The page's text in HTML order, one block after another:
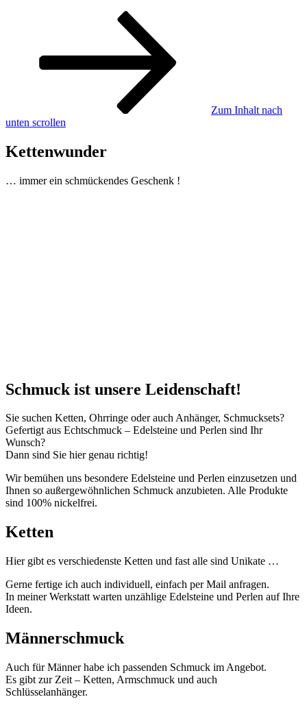
Zum Inhalt nach
unten scrollen
Kettenwunder
… immer ein schmückendes Geschenk !
Schmuck ist unsere Leidenschaft!
Sie suchen Ketten, Ohrringe oder auch Anhänger, Schmucksets?
Gefertigt aus Echtschmuck – Edelsteine und Perlen sind Ihr
Wunsch?
Dann sind Sie hier genau richtig!
Wir bemühen uns besondere Edelsteine und Perlen einzusetzen und
Ihnen so außergewöhnlichen Schmuck anzubieten. Alle Produkte
sind 100% nickelfrei.
Ketten
Hier gibt es verschiedenste Ketten und fast alle sind Unikate …
Gerne fertige ich auch individuell, einfach per Mail anfragen.
In meiner Werkstatt warten unzählige Edelsteine und Perlen auf Ihre
Ideen.
Männerschmuck
Auch für Männer habe ich passenden Schmuck im Angebot.
Es gibt zur Zeit – Ketten, Armschmuck und auch
Schlüsselanhänger.